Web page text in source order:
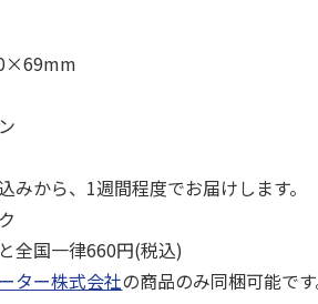
から、1週間程度でお届けします。
全国一律660円(税込)
ター株式会社の商品のみ同梱可能です